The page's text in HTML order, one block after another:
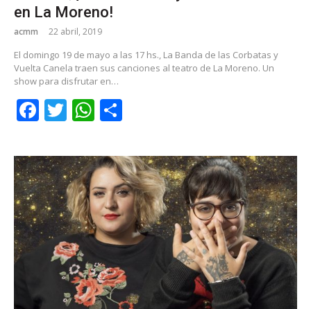
en La Moreno!
acmm 22 abril, 2019
El domingo 19 de mayo a las 17 hs., La Banda de las Corbatas y
Vuelta Canela traen sus canciones al teatro de La Moreno. Un
show para disfrutar en…
Facebook
TwitterWhatsApp